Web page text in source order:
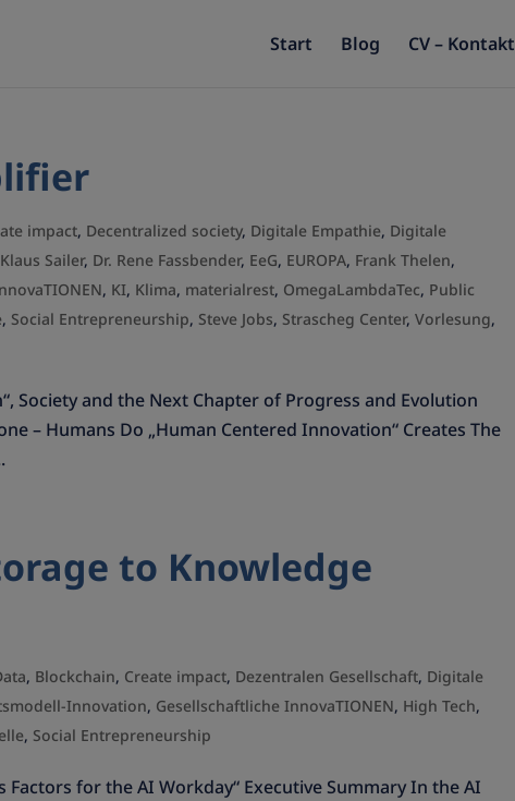
Start Blog CV – Kontakt
impact, Decentralized society, Digitale Empathie, Digitale
Sailer, Dr. Rene Fassbender, EeG, EUROPA, Frank Thelen,
, KI, Klima, materialrest, OmegaLambdaTec, Public
, Social Entrepreneurship, Steve Jobs, Strascheg Center,Vorlesung,
Society and the Next Chapter of Progress and Evolution
– Humans Do „Human Centered Innovation“ Creates The
to Knowledge
, Blockchain, Create impact, Dezentralen Gesellschaft, Digitale
Innovation, Gesellschaftliche InnovaTIONEN, High Tech,
, Social Entrepreneurship
for the AI Workday“ Executive Summary In the AI